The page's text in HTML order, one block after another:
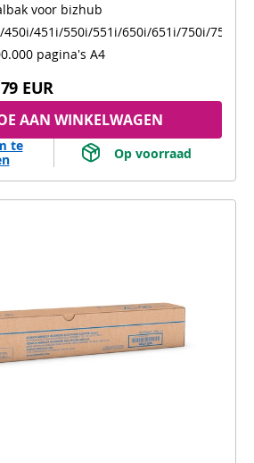
voor bizhub
451i/550i/551i/650i/651i/750i/751i,
pagina's A4
EUR
AAN WINKELWAGEN
te
Op voorraad